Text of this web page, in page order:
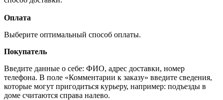
Оплата
Выберите оптимальный способ оплаты.
Покупатель
Введите данные о себе: ФИО, адрес доставки, номер
телефона. В поле «Комментарии к заказу» введите сведения,
которые могут пригодиться курьеру, например: подъезды в
доме считаются справа налево.